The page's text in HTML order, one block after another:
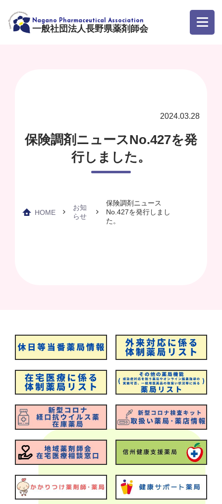
一般社団法人長野県薬剤師会
2024.03.28
保険調剤ニュースNo.427を発
行しました。
HOME
お知
らせ
保険調剤ニュース
No.427を発行しまし
た。